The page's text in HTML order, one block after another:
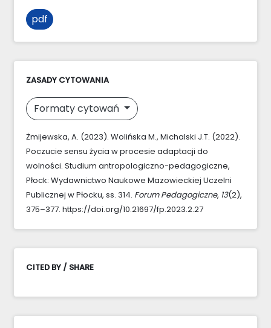
pdf
ZASADY CYTOWANIA
Formaty cytowań
Żmijewska, A. (2023). Wolińska M., Michalski J.T. (2022).
Poczucie sensu życia w procesie adaptacji do
wolności. Studium antropologiczno-pedagogiczne,
Płock: Wydawnictwo Naukowe Mazowieckiej Uczelni
Publicznej w Płocku, ss. 314. Forum Pedagogiczne, 13(2),
375–377. https://doi.org/10.21697/fp.2023.2.27
CITED BY / SHARE